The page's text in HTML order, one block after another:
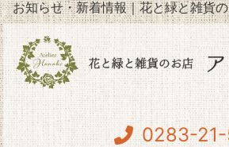
お知らせ・新着情報｜花と緑と雑貨
0283-